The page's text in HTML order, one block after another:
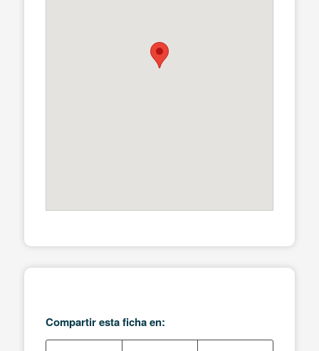
Compartir esta ficha en: